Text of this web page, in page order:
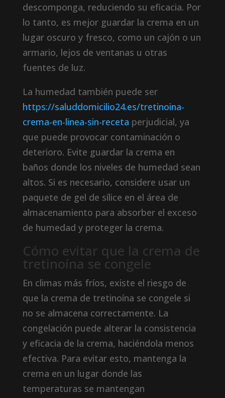
descomponga, reduciendo su eficacia. Por
lo tanto, es mejor guardar la crema en un
lugar oscuro y fresco, como un cajón o un
armario, lejos de ventanas u otras
fuentes de luz.
La humedad también puede ser
https://saluddomicilio24.es/tretinoina-
crema-en-linea-sin-receta perjudicial, ya
que puede provocar contaminación o
deterioro. Evite guardar la crema en
baños donde los niveles de humedad sean
altos. Si es necesario, considere usar un
paquete de gel de sílice en el área de
almacenamiento para absorber el exceso
de humedad y proteger la crema.
Cómo evitar que la crema de
tretinoína se congele
En climas más fríos, existe el riesgo de
que la crema de tretinoína se congele si
no se almacena correctamente. La
congelación puede alterar la consistencia
y eficacia de la crema, haciéndola menos
efectiva. Para evitar esto, mantenga la
crema en un lugar donde las
temperaturas se mantengan